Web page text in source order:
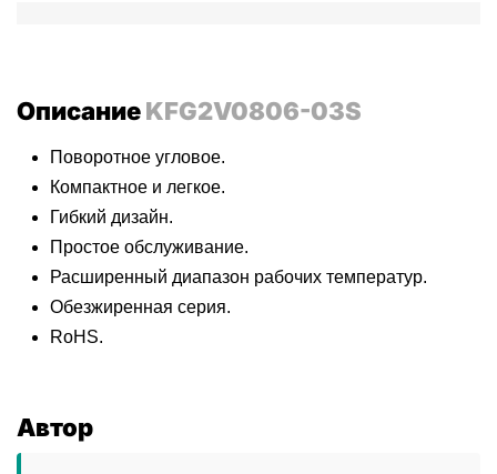
ОписаниеKFG2V0806-03S
Поворотное угловое.
Компактное и легкое.
Гибкий дизайн.
Простое обслуживание.
Расширенный диапазон рабочих температур.
Обезжиренная серия.
RoHS.
Автор